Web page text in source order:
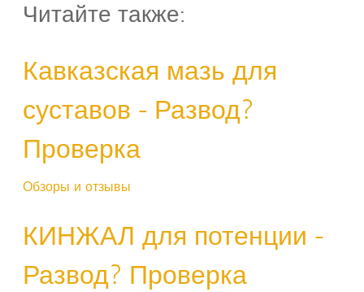
Читайте также:
Кавказская мазь для
суставов - Развод?
Проверка
Обзоры и отзывы
КИНЖАЛ для потенции -
Развод? Проверка